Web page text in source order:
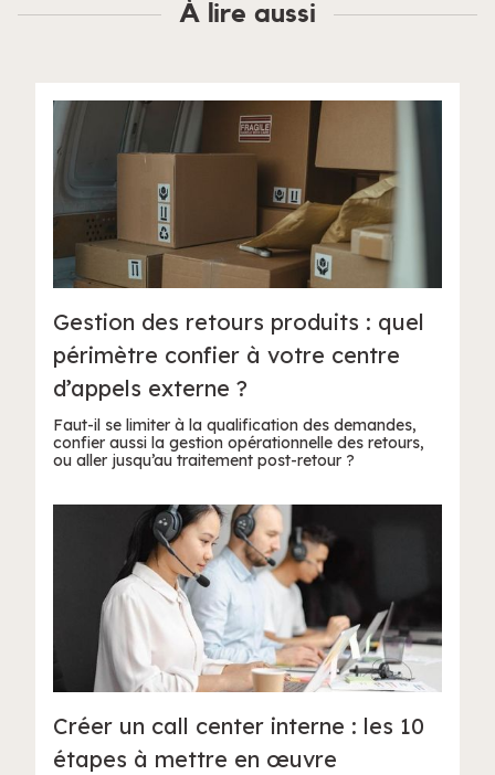
À lire aussi
Gestion des retours produits : quel
périmètre confier à votre centre
d’appels externe ?
Faut-il se limiter à la qualification des demandes,
confier aussi la gestion opérationnelle des retours,
ou aller jusqu’au traitement post-retour ?
Créer un call center interne : les 10
étapes à mettre en œuvre